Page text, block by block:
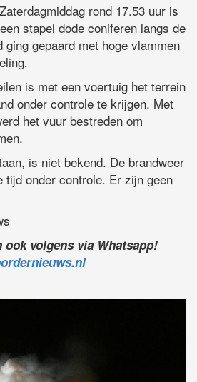
rond 17.53 uur is
stapel dode coniferen langs de
gepaard met hoge vlammen
is met een voertuig het terrein
onder controle te krijgen. Met
het vuur bestreden om
is niet bekend. De brandweer
tijd onder controle. Er zijn geen
ook volgens via Whatsapp!